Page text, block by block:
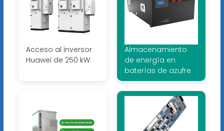
Acceso al inversor
Huawei de 250 kW
Almacenamiento
de energía en
baterías de azufre